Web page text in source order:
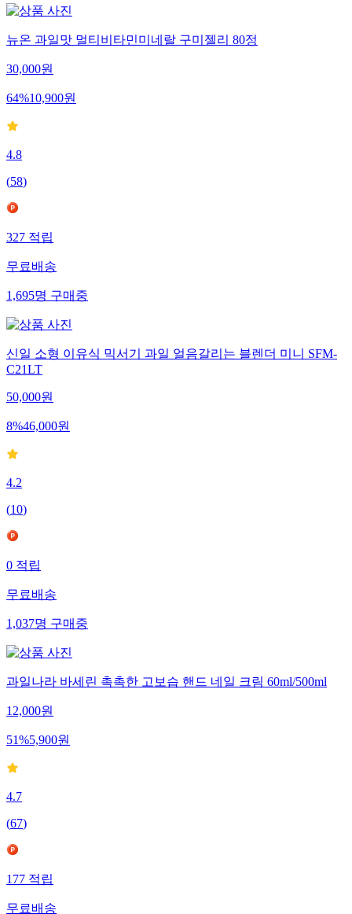
뉴온 과일맛 멀티비타민미네랄 구미젤리 80정
30,000원
64%10,900원
4.8
(58)
327적립
무료배송
1,695명구매중
신일 소형 이유식 믹서기 과일 얼음갈리는 블렌더 미니 SFM-
C21LT
50,000원
8%46,000원
4.2
(10)
0적립
무료배송
1,037명구매중
과일나라 바세린 촉촉한 고보습 핸드 네일 크림 60ml/500ml
12,000원
51%5,900원
4.7
(67)
177적립